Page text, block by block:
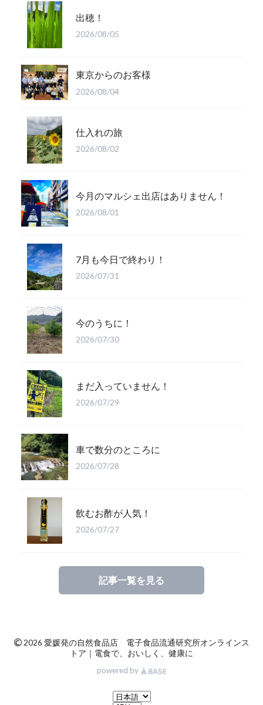
出穂！
2026/08/05
東京からのお客様
2026/08/04
仕入れの旅
2026/08/02
今月のマルシェ出店はありません！
2026/08/01
7月も今日で終わり！
2026/07/31
今のうちに！
2026/07/30
まだ入っていません！
2026/07/29
車で数分のところに
2026/07/28
飲むお酢が人気！
2026/07/27
記事一覧を見る
©2026 愛媛発の自然食品店 電子食品流通研究所オンラインス
トア｜電食で、おいしく、健康に
powered by